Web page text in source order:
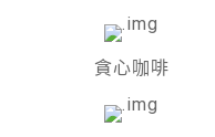
貪心咖啡